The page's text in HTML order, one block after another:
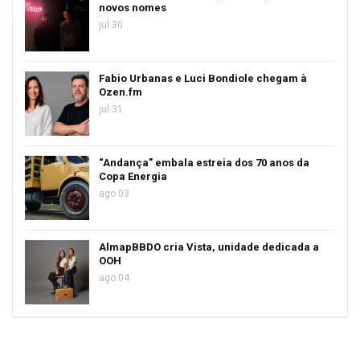
novos nomes
jul 30
Fabio Urbanas e Luci Bondiole chegam à
Ozen.fm
jul 31
“Andança” embala estreia dos 70 anos da
Copa Energia
ago 03
AlmapBBDO cria Vista, unidade dedicada a
OOH
ago 04